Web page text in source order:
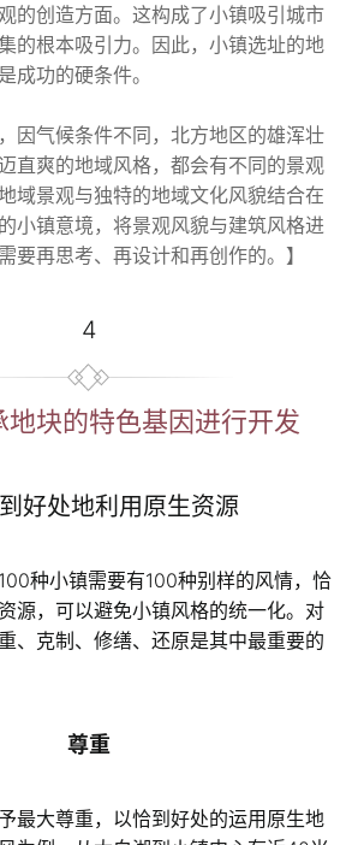
的创造方面。这构成了小镇吸引城市
的根本吸引力。因此，小镇选址的地
成功的硬条件。
因气候条件不同，北方地区的雄浑壮
直爽的地域风格，都会有不同的景观
域景观与独特的地域文化风貌结合在
小镇意境，将景观风貌与建筑风格进
要再思考、再设计和再创作的。】
4
地块的特色基因进行开发
好处地利用原生资源
种小镇需要有100种别样的风情，恰
源，可以避免小镇风格的统一化。对
、克制、修缮、还原是其中最重要的
尊重
最大尊重，以恰到好处的运用原生地